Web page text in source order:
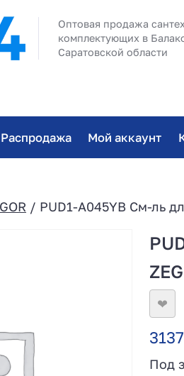
Оптовая продажа
комплектующих в
Саратовской области
Распродажа Мой аккаунт
/ PUD1-A045YB См-ль
❤
Под